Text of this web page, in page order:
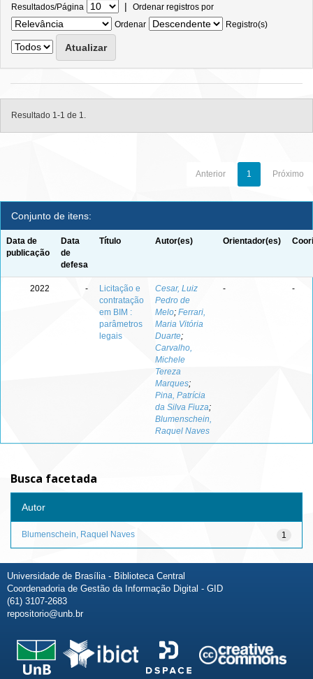
Resultados/Página | Ordenar registros por
Ordenar
Registro(s)
Resultado 1-1 de 1.
Anterior 1 Próximo
Conjunto de itens:
Data de
publicação
Data
de
defesa
Título Autor(es) Orientador(es)
2022 -
Licitação e
contratação
em BIM :
parâmetros
legais
Cesar, Luiz
Pedro de
Melo; Ferrari,
Maria Vitória
Duarte;
Carvalho,
Michele
Tereza
Marques;
Pina, Patrícia
da Silva Fiuza;
Blumenschein,
Raquel Naves
- -
Busca facetada
Autor
1
Blumenschein, Raquel Naves
Universidade de Brasília - Biblioteca Central
Coordenadoria de Gestão da Informação Digital - GID
(61) 3107-2683
repositorio@unb.br